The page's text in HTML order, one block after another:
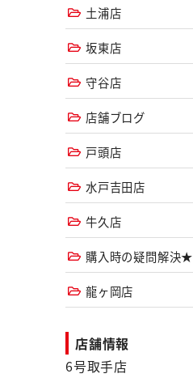
土浦店
坂東店
守谷店
店舗ブログ
戸頭店
水戸吉田店
牛久店
購入時の疑問解決★
龍ヶ岡店
店舗情報
6号取手店